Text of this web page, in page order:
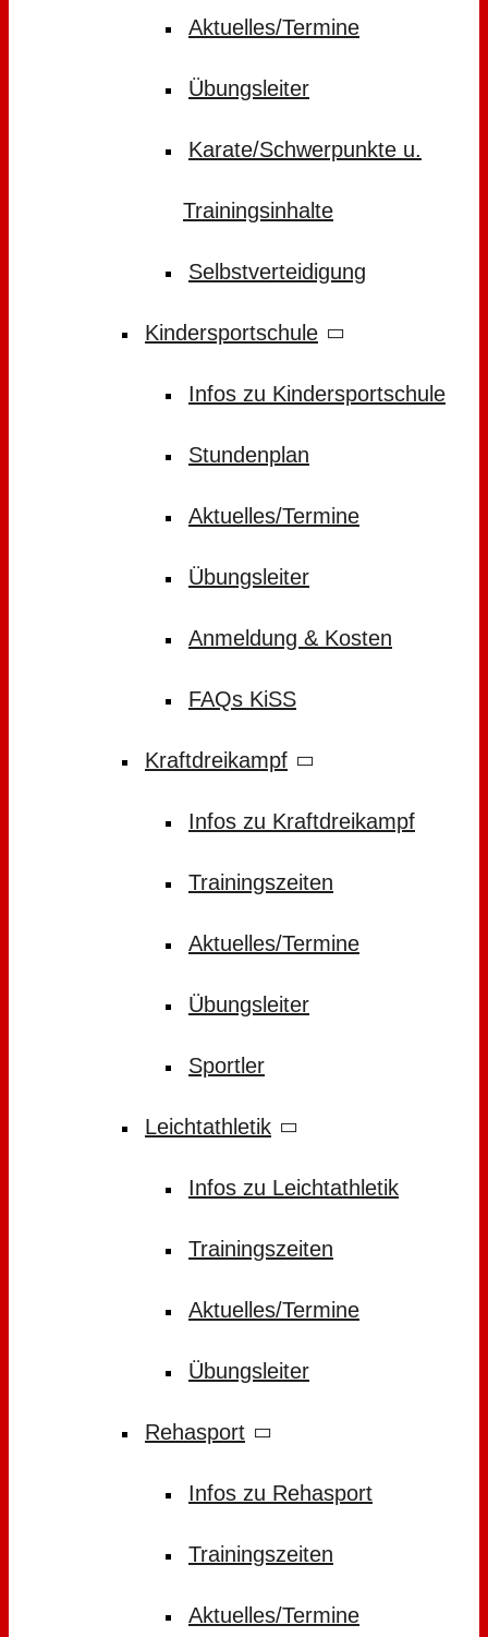
Aktuelles/Termine
Übungsleiter
Karate/Schwerpunkte u.
Trainingsinhalte
Selbstverteidigung
Kindersportschule
Infos zu Kindersportschule
Stundenplan
Aktuelles/Termine
Übungsleiter
Anmeldung & Kosten
FAQs KiSS
Kraftdreikampf
Infos zu Kraftdreikampf
Trainingszeiten
Aktuelles/Termine
Übungsleiter
Sportler
Leichtathletik
Infos zu Leichtathletik
Trainingszeiten
Aktuelles/Termine
Übungsleiter
Rehasport
Infos zu Rehasport
Trainingszeiten
Aktuelles/Termine